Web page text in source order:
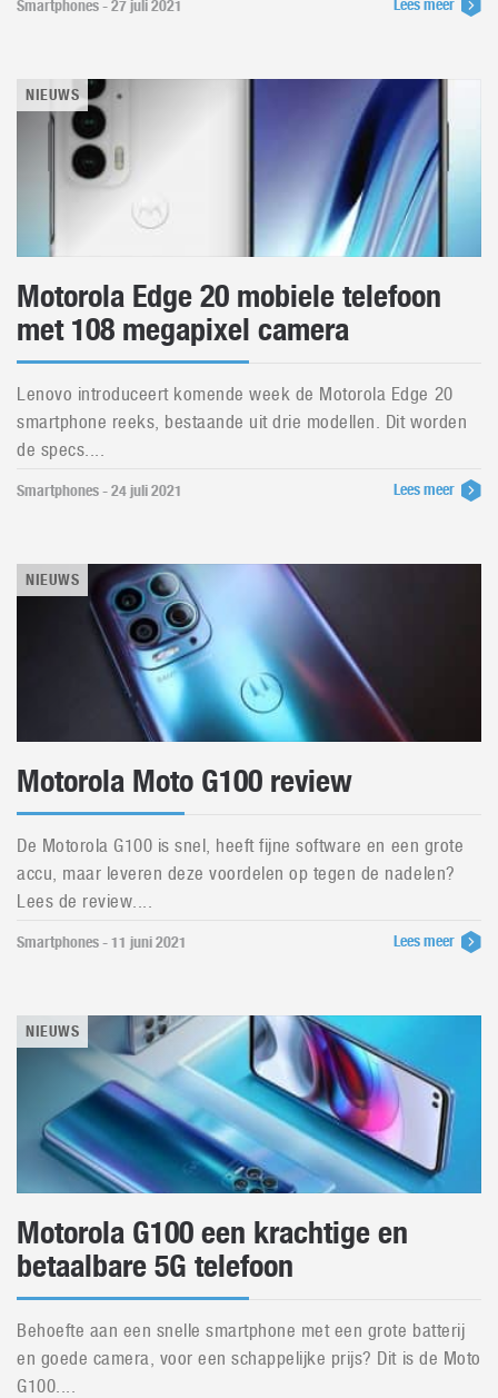
Smartphones - 27 juli 2021 Lees meer
NIEUWS
Motorola Edge 20 mobiele telefoon
met 108 megapixel camera
Lenovo introduceert komende week de Motorola Edge 20
smartphone reeks, bestaande uit drie modellen. Dit worden
de specs....
Smartphones - 24 juli 2021 Lees meer
NIEUWS
Motorola Moto G100 review
De Motorola G100 is snel, heeft fijne software en een grote
accu, maar leveren deze voordelen op tegen de nadelen?
Lees de review....
Smartphones - 11 juni 2021 Lees meer
NIEUWS
Motorola G100 een krachtige en
betaalbare 5G telefoon
Behoefte aan een snelle smartphone met een grote batterij
en goede camera, voor een schappelijke prijs? Dit is de Moto
G100....